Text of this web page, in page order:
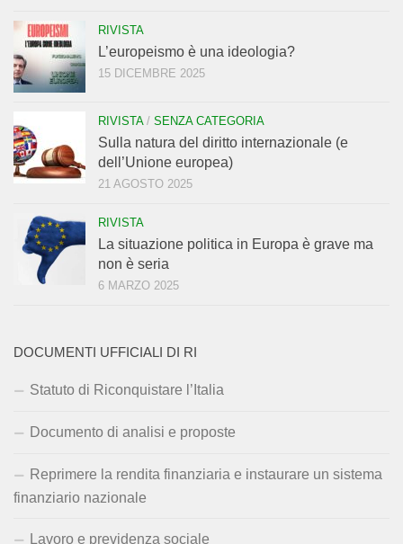
RIVISTA
L’europeismo è una ideologia?
15 DICEMBRE 2025
RIVISTA/ SENZA CATEGORIA
Sulla natura del diritto internazionale (e
dell’Unione europea)
21 AGOSTO 2025
RIVISTA
La situazione politica in Europa è grave ma
non è seria
6 MARZO 2025
DOCUMENTI UFFICIALI DI RI
Statuto di Riconquistare l’Italia
Documento di analisi e proposte
Reprimere la rendita finanziaria e instaurare un sistema
finanziario nazionale
Lavoro e previdenza sociale